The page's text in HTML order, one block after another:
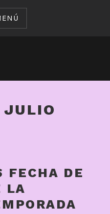
JULIO
FECHA DE
LA